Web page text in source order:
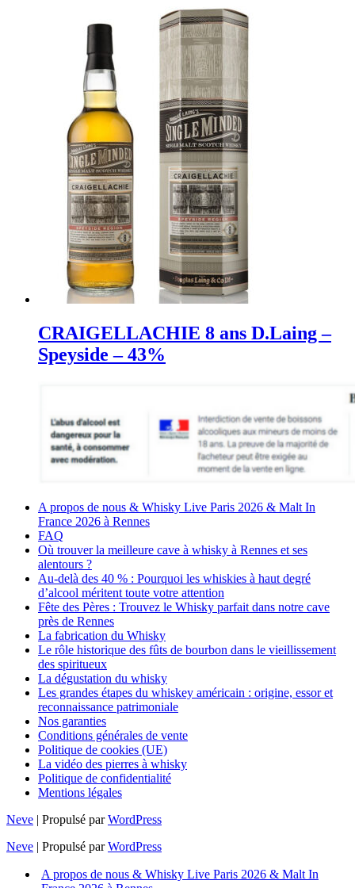
CRAIGELLACHIE 8 ans D.Laing –
Speyside – 43%
A propos de nous & Whisky Live Paris 2026 & Malt In
France 2026 à Rennes
FAQ
Où trouver la meilleure cave à whisky à Rennes et ses
alentours ?
Au-delà des 40 % : Pourquoi les whiskies à haut degré
d’alcool méritent toute votre attention
Fête des Pères : Trouvez le Whisky parfait dans notre cave
près de Rennes
La fabrication du Whisky
Le rôle historique des fûts de bourbon dans le vieillissement
des spiritueux
La dégustation du whisky
Les grandes étapes du whiskey américain : origine, essor et
reconnaissance patrimoniale
Nos garanties
Conditions générales de vente
Politique de cookies (UE)
La vidéo des pierres à whisky
Politique de confidentialité
Mentions légales
Neve | Propulsé parWordPress
Neve | Propulsé parWordPress
A propos de nous & Whisky Live Paris 2026 & Malt In